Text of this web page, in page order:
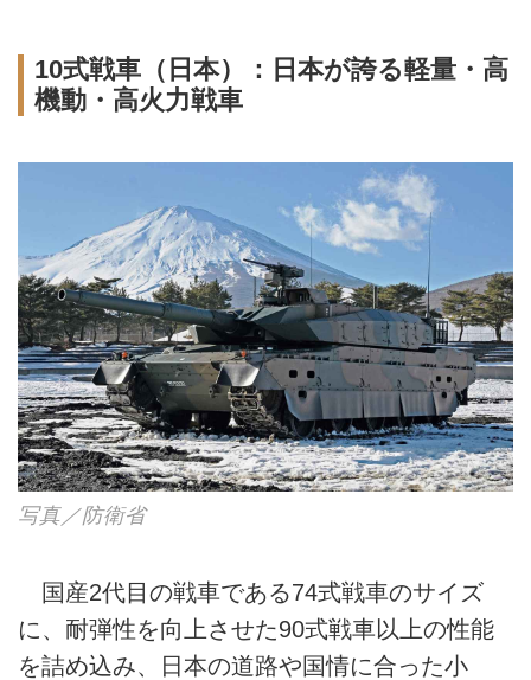
10式戦車（日本）：日本が誇る軽量・高
機動・高火力戦車
写真／防衛省
国産2代目の戦車である74式戦車のサイズ
に、耐弾性を向上させた90式戦車以上の性能
を詰め込み、日本の道路や国情に合った小